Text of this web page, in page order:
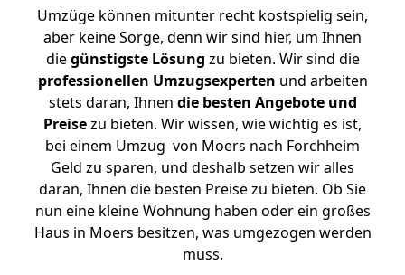
Umzüge können mitunter recht kostspielig sein,
aber keine Sorge, denn wir sind hier, um Ihnen
diegünstigste Lösung zu bieten. Wir sind die
professionellen Umzugsexperten und arbeiten
stets daran, Ihnen die besten Angebote und
Preisezu bieten. Wir wissen, wie wichtig es ist,
bei einem Umzug von Moers nach Forchheim
Geld zu sparen, und deshalb setzen wir alles
daran, Ihnen die besten Preise zu bieten. Ob Sie
nun eine kleine Wohnung haben oder ein großes
Haus in Moers besitzen, was umgezogen werden
muss.